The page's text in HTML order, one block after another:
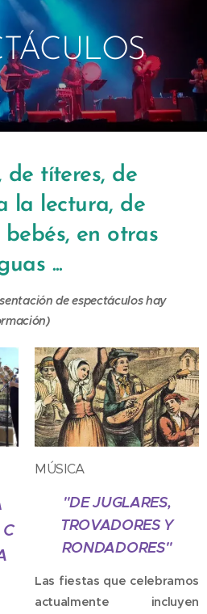
de títeres, de
la lectura, de
en otras
...
de espectáculos hay
C
MÚSICA
"DE JUGLARES,
TROVADORES Y
RONDADORES"
Las fiestas que celebramos
actualmente incluyen